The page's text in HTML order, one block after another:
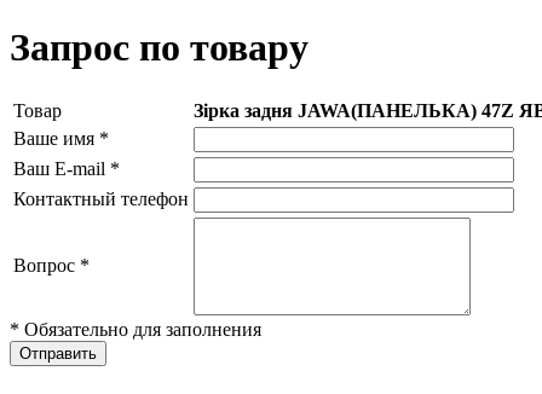
Запрос по товару
Товар
Зірка задня JAWA(ПАНЕЛЬКА) 47Z
Ваше имя *
Ваш E-mail *
Контактный телефон
Вопрос *
* Обязательно для заполнения
Отправить